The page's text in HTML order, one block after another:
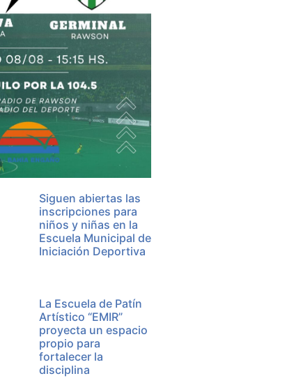
Siguen abiertas las
inscripciones para
niños y niñas en la
Escuela Municipal de
Iniciación Deportiva
La Escuela de Patín
Artístico “EMIR”
proyecta un espacio
propio para
fortalecer la
disciplina